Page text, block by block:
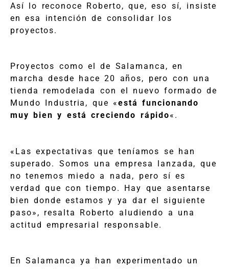
Así lo reconoce Roberto, que, eso sí, insiste
en esa intención de consolidar los
proyectos.
Proyectos como el de Salamanca, en
marcha desde hace 20 años, pero con una
tienda remodelada con el nuevo formado de
Mundo Industria, que «está funcionando
muy bien y está creciendo rápido«.
«Las expectativas que teníamos se han
superado. Somos una empresa lanzada, que
no tenemos miedo a nada, pero sí es
verdad que con tiempo. Hay que asentarse
bien donde estamos y ya dar el siguiente
paso», resalta Roberto aludiendo a una
actitud empresarial responsable.
En Salamanca ya han experimentado un